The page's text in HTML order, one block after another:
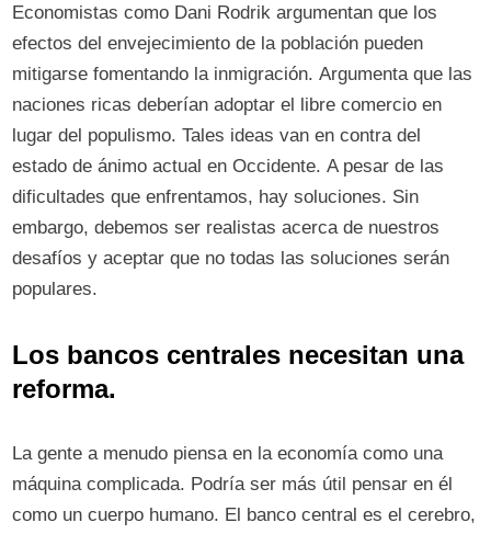
Economistas como Dani Rodrik argumentan que los
efectos del envejecimiento de la población pueden
mitigarse fomentando la inmigración. Argumenta que las
naciones ricas deberían adoptar el libre comercio en
lugar del populismo. Tales ideas van en contra del
estado de ánimo actual en Occidente. A pesar de las
dificultades que enfrentamos, hay soluciones. Sin
embargo, debemos ser realistas acerca de nuestros
desafíos y aceptar que no todas las soluciones serán
populares.
Los bancos centrales necesitan una
reforma.
La gente a menudo piensa en la economía como una
máquina complicada. Podría ser más útil pensar en él
como un cuerpo humano. El banco central es el cerebro,